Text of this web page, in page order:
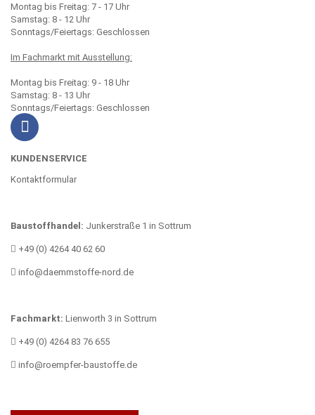
Montag bis Freitag: 7 - 17 Uhr
Samstag: 8 - 12 Uhr
Sonntags/Feiertags: Geschlossen
Im Fachmarkt mit Ausstellung:
Montag bis Freitag: 9 - 18 Uhr
Samstag: 8 - 13 Uhr
Sonntags/Feiertags: Geschlossen
KUNDENSERVICE
Kontaktformular
Baustoffhandel: Junkerstraße 1 in Sottrum
+49 (0) 4264 40 62 60
info@daemmstoffe-nord.de
Fachmarkt: Lienworth 3 in Sottrum
+49 (0) 4264 83 76 655
info@roempfer-baustoffe.de